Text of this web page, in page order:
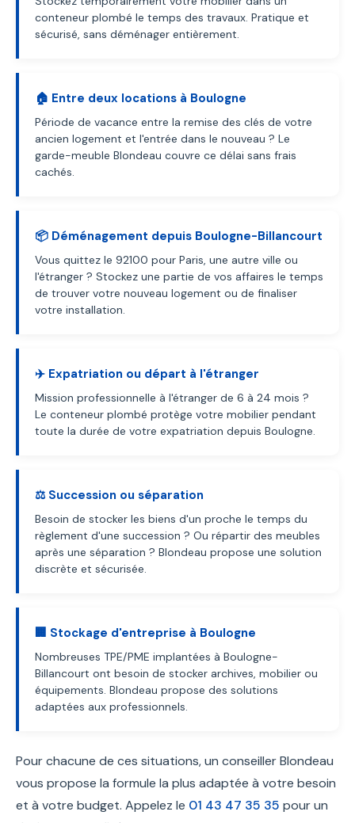
conteneur plombé le temps des travaux. Pratique et
sécurisé, sans déménager entièrement.
🏠 Entre deux locations à Boulogne
Période de vacance entre la remise des clés de votre
ancien logement et l'entrée dans le nouveau ? Le
garde-meuble Blondeau couvre ce délai sans frais
cachés.
📦 Déménagement depuis Boulogne-Billancourt
Vous quittez le 92100 pour Paris, une autre ville ou
l'étranger ? Stockez une partie de vos affaires le temps
de trouver votre nouveau logement ou de finaliser
votre installation.
✈️ Expatriation ou départ à l'étranger
Mission professionnelle à l'étranger de 6 à 24 mois ?
Le conteneur plombé protège votre mobilier pendant
toute la durée de votre expatriation depuis Boulogne.
⚖️ Succession ou séparation
Besoin de stocker les biens d'un proche le temps du
règlement d'une succession ? Ou répartir des meubles
après une séparation ? Blondeau propose une solution
discrète et sécurisée.
🏢 Stockage d'entreprise à Boulogne
Nombreuses TPE/PME implantées à Boulogne-
Billancourt ont besoin de stocker archives, mobilier ou
équipements. Blondeau propose des solutions
adaptées aux professionnels.
Pour chacune de ces situations, un conseiller Blondeau
vous propose la formule la plus adaptée à votre besoin
et à votre budget. Appelez le 01 43 47 35 35 pour un